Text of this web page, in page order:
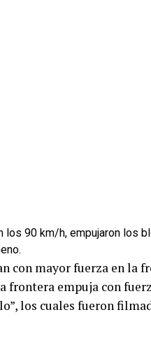
los 90 km/h, empujaron los
con mayor fuerza en la
frontera empuja con
los cuales fueron